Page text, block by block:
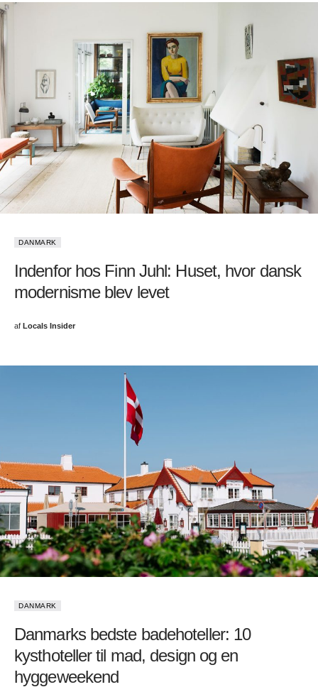
DANMARK
Indenfor hos Finn Juhl: Huset, hvor dansk
modernisme blev levet
af Locals Insider
DANMARK
Danmarks bedste badehoteller: 10
kysthoteller til mad, design og en
hyggeweekend